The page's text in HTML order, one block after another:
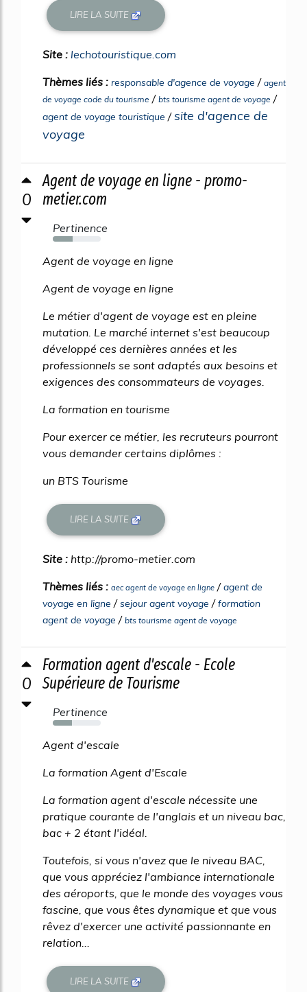
LIRE LA SUITE
Site : lechotouristique.com
Thèmes liés : responsable d'agence de voyage / agent
de voyage code du tourisme / bts tourisme agent de voyage /
agent de voyage touristique /site d'agence de
voyage
0
Agent de voyage en ligne - promo-
metier.com
Pertinence
42%
Agent de voyage en ligne
Agent de voyage en ligne
Le métier d'agent de voyage est en pleine
mutation. Le marché internet s'est beaucoup
développé ces dernières années et les
professionnels se sont adaptés aux besoins et
exigences des consommateurs de voyages.
La formation en tourisme
Pour exercer ce métier, les recruteurs pourront
vous demander certains diplômes :
un BTS Tourisme
LIRE LA SUITE
Site : http://promo-metier.com
Thèmes liés : aec agent de voyage en ligne /agent de
voyage en ligne /sejour agent voyage /formation
agent de voyage / bts tourisme agent de voyage
0
Formation agent d'escale - Ecole
Supérieure de Tourisme
Pertinence
40%
Agent d'escale
La formation Agent d'Escale
La formation agent d'escale nécessite une
pratique courante de l'anglais et un niveau bac,
bac + 2 étant l'idéal.
Toutefois, si vous n'avez que le niveau BAC,
que vous appréciez l'ambiance internationale
des aéroports, que le monde des voyages vous
fascine, que vous êtes dynamique et que vous
rêvez d'exercer une activité passionnante en
relation...
LIRE LA SUITE